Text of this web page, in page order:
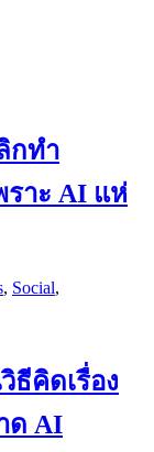
กทำ
ราะ AI แห่
, Social,
ธีคิดเรื่อง
ด AI